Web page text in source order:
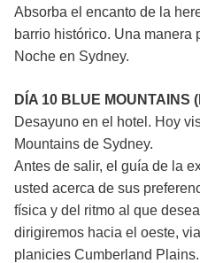
Absorba el encanto de la
barrio histórico. Una manera
Noche en Sydney.
DÍA 10 BLUE MOUNTAINS
Desayuno en el hotel. Hoy
Mountains de Sydney.
Antes de salir, el guía de la
usted acerca de sus
física y del ritmo al que
dirigiremos hacia el oeste,
planicies Cumberland